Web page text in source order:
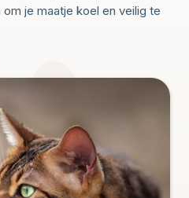
je maatje koel en veilig te